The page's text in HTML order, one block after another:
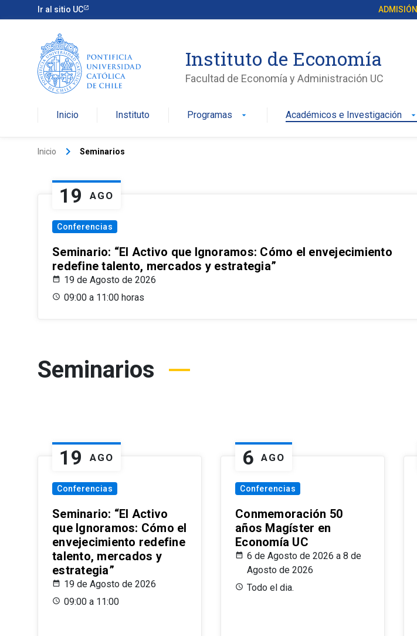
Ir al sitio UC ADMISIÓN
Instituto de Economía
Facultad de Economía y Administración UC
Inicio Instituto Programas arrow_drop_down Académicos e Investigación arrow_drop_down
Inicio keyboard_arrow_right Seminarios
19 AGO
Conferencias
Seminario: “El Activo que Ignoramos: Cómo el envejecimiento
redefine talento, mercados y estrategia”
19 de Agosto de 2026
09:00 a 11:00 horas
Seminarios
19 AGO
Conferencias
Seminario: “El Activo
que Ignoramos: Cómo el
envejecimiento redefine
talento, mercados y
estrategia”
19 de Agosto de 2026
09:00 a 11:00
6 AGO
Conferencias
Conmemoración 50
años Magíster en
Economía UC
6 de Agosto de 2026 a 8 de
Agosto de 2026
Todo el dia.